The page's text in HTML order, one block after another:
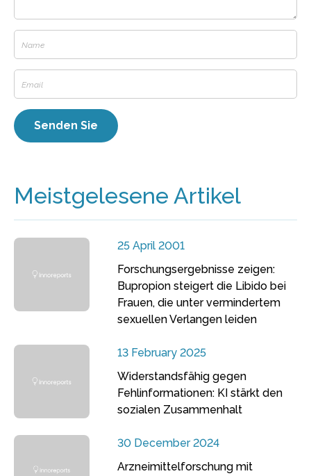
Meistgelesene Artikel
25 April 2001
Forschungsergebnisse zeigen:
Bupropion steigert die Libido bei
Frauen, die unter vermindertem
sexuellen Verlangen leiden
13 February 2025
Widerstandsfähig gegen
Fehlinformationen: KI stärkt den
sozialen Zusammenhalt
30 December 2024
Arzneimittelforschung mit